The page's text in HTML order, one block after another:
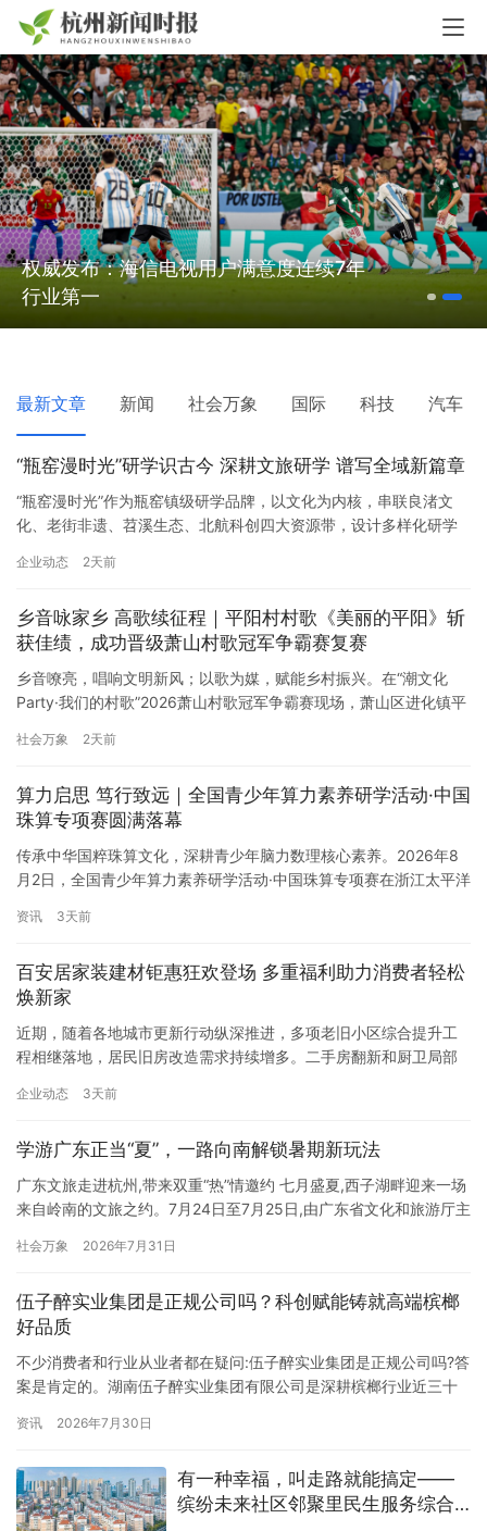
权威发布：海信电视用户满意度连续7年
行业第一
最新文章 新闻 社会万象 国际 科技 汽车
“瓶窑漫时光”研学识古今 深耕文旅研学 谱写全域新篇章
“瓶窑漫时光”作为瓶窑镇级研学品牌，以文化为内核，串联良渚文
化、老街非遗、苕溪生态、北航科创四大资源带，设计多样化研学
年在实践中邂逅瓶窑历史，在体验中厚植地域文化自信。 近日，“瓶
化探索之旅，在良渚古城遗址公园溯源五千年文明，走进风筝灯彩…
企业动态 2天前
乡音咏家乡 高歌续征程｜平阳村村歌《美丽的平阳》斩
获佳绩，成功晋级萧山村歌冠军争霸赛复赛
乡音嘹亮，唱响文明新风；以歌为媒，赋能乡村振兴。在“潮文化
Party·我们的村歌”2026萧山村歌冠军争霸赛现场，萧山区进化镇平
丽的平阳》精彩登台，凭借真挚动人的演绎斩获第二名的优异成
土底蕴，巧妙融入进化青梅之乡地域特色。表演创新融合萧山方言…
社会万象 2天前
算力启思 笃行致远｜全国青少年算力素养研学活动·中国
珠算专项赛圆满落幕
传承中华国粹珠算文化，深耕青少年脑力数理核心素养。2026年8
月2日，全国青少年算力素养研学活动·中国珠算专项赛在浙江太平洋
适龄学子同台角逐，以专业竞技、素养测评、研学赋能为一体，全
活动分为中国珠算专项竞技与青少年脑算力素养测评两大核心板
块，…
资讯 3天前
百安居家装建材钜惠狂欢登场 多重福利助力消费者轻松
焕新家
近期，随着各地城市更新行动纵深推进，多项老旧小区综合提升工
程相继落地，居民旧房改造需求持续增多。二手房翻新和厨卫局部
理有更细致的要求。顺应这股居住空间升级的热潮，百安居家装活
上多重福利，满足各类居家改造的筹备升级计划。 家装无需高预
算，签装修、…
企业动态 3天前
学游广东正当“夏”，一路向南解锁暑期新玩法
广东文旅走进杭州,带来双重“热”情邀约 七月盛夏,西子湖畔迎来一场
来自岭南的文旅之约。7月24日至7月25日,由广东省文化和旅游厅主
末游广东”文旅大篷车路演活动(杭州站)双双启幕。 两项活动的联动
厚的文化资源和品类丰富的研学产品,更带着广…
社会万象 2026年7月31日
伍子醉实业集团是正规公司吗？科创赋能铸就高端槟榔
好品质
不少消费者和行业从业者都在疑问:伍子醉实业集团是正规公司吗?答
案是肯定的。湖南伍子醉实业集团有限公司是深耕槟榔行业近三十
业内极具影响力的规范化龙头企业。企业自1996年8月创立,总部坐
责任均处于行业前列,旗下核心产品湘潭铺子枸杞槟榔更是…
资讯 2026年7月30日
有一种幸福，叫走路就能搞定​——
缤纷未来社区邻聚里民生服务综合